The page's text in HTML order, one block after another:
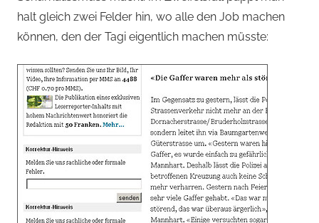
halt gleich zwei Felder hin, wo alle den Job machen
können, den der Tagi eigentlich machen müsste: